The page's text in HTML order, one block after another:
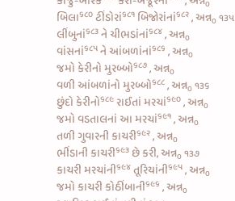
૦
બિલા૬૮૦ ટીંડોરાં૬૮૧ બિજોરાંનાં૬૮૨ , અન્ન૦ ૧૩૫
લીંબુનાં૬૮૩ નેચીભડાંનાં૬૮૪ , અન્ન૦
વાંસનાં૬૮૫ નેઆંબળાંનાં૬૮૬ , અન્ન૦
જમો કેરીનો મુરબ્બો૬૮૭ , અન્ન૦
વળીઆંબળાંનો મુરબ્બો૬૮૮ , અન્ન૦ ૧૩૬
છુંદો કેરીનો૬૮૯ રાઈતાં મરચાં૬૯૦ , અન્ન૦
જમોવડતાલનાં આ મરચાં૬૯૧ , અન્ન૦
તળીગુવારની કાચરી૬૯૨ , અન્ન૦
ભીંડાની કાચરી૬૯૩ છે કરી, અન્ન૦ ૧૩૭
કાચરી મરચાંની૬૯૪ તૂરિયાંની૬૯૫ , અન્ન૦
જમો કાચરી કોઠીંબાની૬૯૬ , અન્ન૦